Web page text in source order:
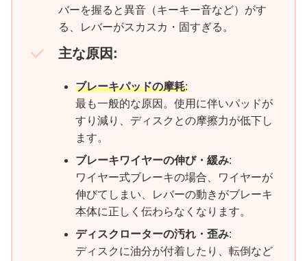
バーを握ると異音（キーキー音など）がす
る、レバーがスカスカ・固すぎる。
主な原因:
ブレーキパッドの摩耗:
最も一般的な原因。使用に伴いパッドが
すり減り、ディスクとの摩擦力が低下し
ます。
ブレーキワイヤーの伸び・緩み:
ワイヤー式ブレーキの場合、ワイヤーが
伸びてしまい、レバーの動きがブレーキ
本体に正しく伝わらなくなります。
ディスクローターの汚れ・歪み:
ディスクに油分が付着したり、転倒など